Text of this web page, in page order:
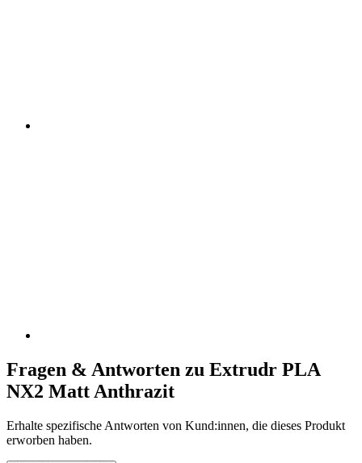
Fragen & Antworten zu Extrudr PLA
NX2 Matt Anthrazit
Erhalte spezifische Antworten von Kund:innen, die dieses Produkt
erworben haben.